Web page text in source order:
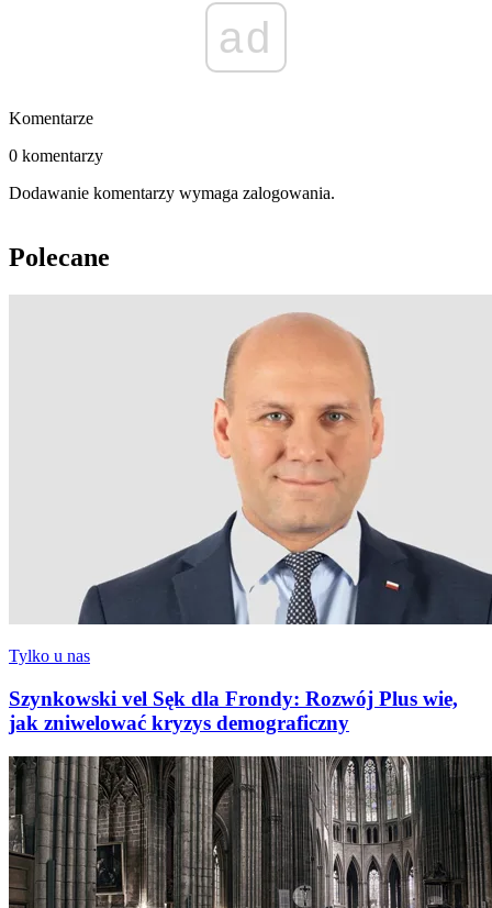
ad
Komentarze
0 komentarzy
Dodawanie komentarzy wymaga zalogowania.
Polecane
Tylko u nas
Szynkowski vel Sęk dla Frondy: Rozwój Plus wie,
jak zniwelować kryzys demograficzny